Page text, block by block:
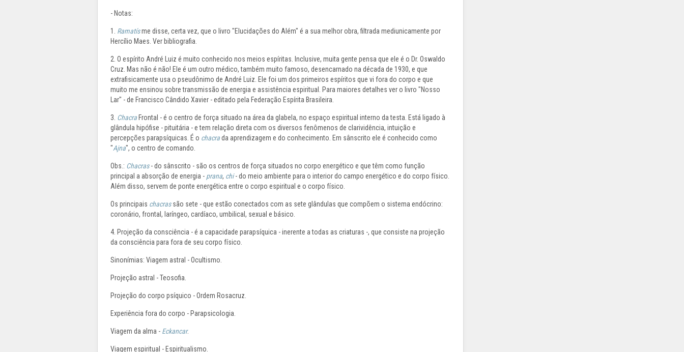
- Notas:
1. Ramatísme disse, certa vez, que o livro "Elucidações do Além" é a sua melhor obra, filtrada mediunicamente por
Hercílio Maes. Ver bibliografia.
2. O espírito André Luiz é muito conhecido nos meios espíritas. Inclusive, muita gente pensa que ele é o Dr. Oswaldo
Cruz. Mas não é não! Ele é um outro médico, também muito famoso, desencarnado na década de 1930, e que
extrafisicamente usa o pseudônimo de André Luiz. Ele foi um dos primeiros espíritos que vi fora do corpo e que
muito me ensinou sobre transmissão de energia e assistência espiritual. Para maiores detalhes ver o livro "Nosso
Lar" - de Francisco Cândido Xavier - editado pela Federação Espírita Brasileira.
3. Chacra Frontal - é o centro de força situado na área da glabela, no espaço espiritual interno da testa. Está ligado à
glândula hipófise - pituitária - e tem relação direta com os diversos fenômenos de clarividência, intuição e
percepções parapsíquicas. É o chacrada aprendizagem e do conhecimento. Em sânscrito ele é conhecido como
"Ajna", o centro de comando.
Obs.: Chacras- do sânscrito - são os centros de força situados no corpo energético e que têm como função
principal a absorção de energia - prana, chi- do meio ambiente para o interior do campo energético e do corpo físico.
Além disso, servem de ponte energética entre o corpo espiritual e o corpo físico.
Os principais chacrassão sete - que estão conectados com as sete glândulas que compõem o sistema endócrino:
coronário, frontal, laríngeo, cardíaco, umbilical, sexual e básico.
4. Projeção da consciência - é a capacidade parapsíquica - inerente a todas as criaturas -, que consiste na projeção
da consciência para fora de seu corpo físico.
Sinonímias: Viagem astral - Ocultismo.
Projeção astral - Teosofia.
Projeção do corpo psíquico - Ordem Rosacruz.
Experiência fora do corpo - Parapsicologia.
Viagem da alma - Eckancar.
Viagem espiritual - Espiritualismo.